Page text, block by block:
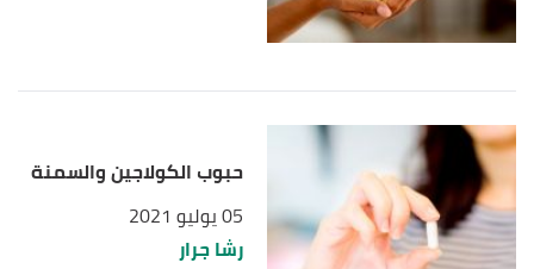
حبوب الكولاجين والسمنة
05 يوليو 2021
رشا جرار